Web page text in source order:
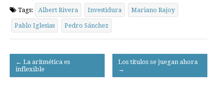
Tags: Albert Rivera Investidura Mariano Rajoy
Pablo Iglesias Pedro Sánchez
Post
navigation
← La aritmética es
inflexible
Los títulos se juegan ahora
→